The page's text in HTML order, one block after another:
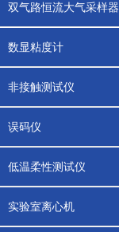
双气路恒流大气采样器
数显粘度计
非接触测试仪
误码仪
低温柔性测试仪
实验室离心机